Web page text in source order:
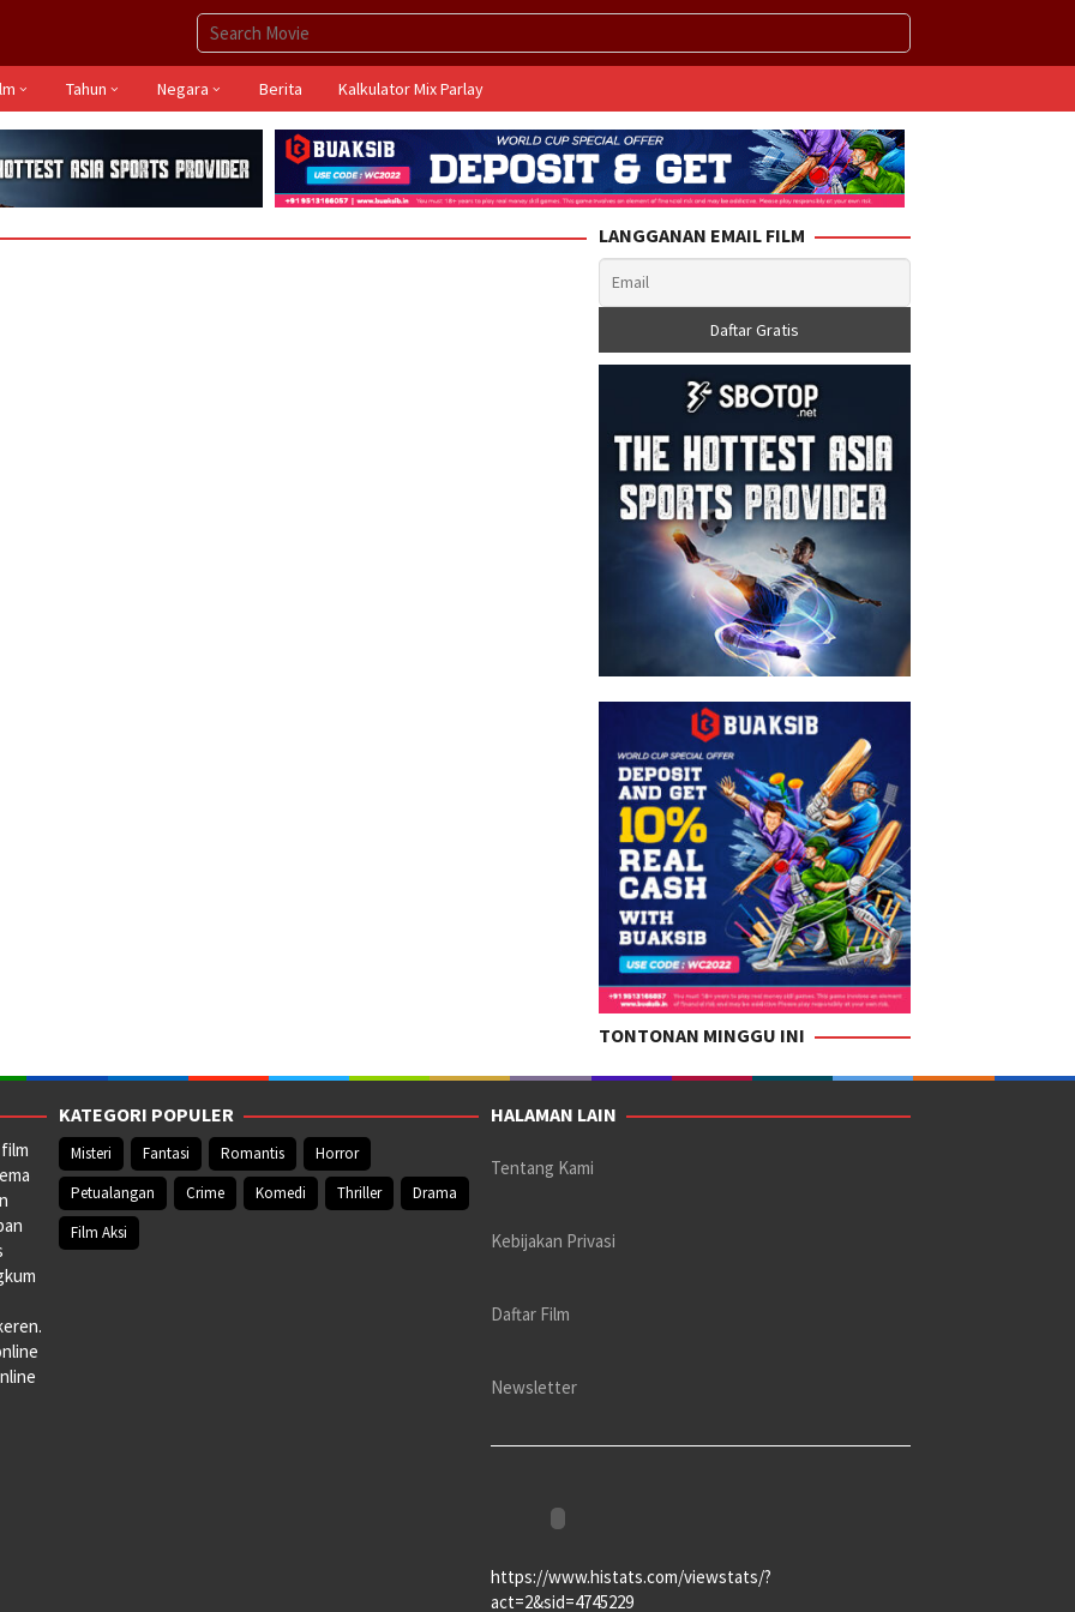
Tahun Negara Berita Kalkulator Mix Parlay
LANGGANAN EMAIL FILM
TONTONAN MINGGU INI
KATEGORI POPULER
Misteri Fantasi Romantis
Horror
Petualangan
Crime Komedi Thriller
Drama
Film Aksi
HALAMAN LAIN
Tentang Kami
Kebijakan Privasi
Daftar Film
Newsletter
https://www.histats.com/viewstats/?
act=2&sid=4745229